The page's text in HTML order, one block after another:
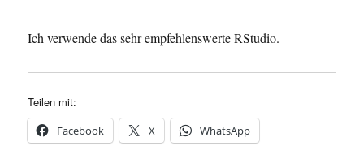
Ich verwende das sehr empfehlenswerte RStudio.
Teilen mit:
Facebook X WhatsApp